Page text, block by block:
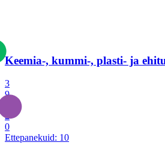
Keemia-, kummi-, plasti- ja
3
9
2
0
Ettepanekuid: 10